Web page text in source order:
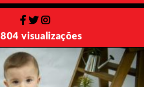
804 visualizações